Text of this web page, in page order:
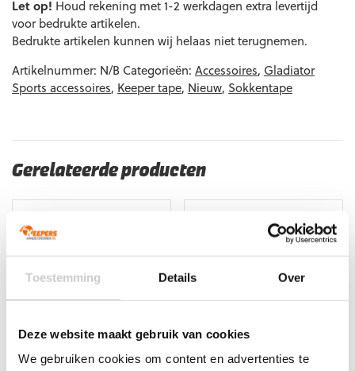
Toestemming Details Over
Deze website maakt gebruik van cookies
We gebruiken cookies om content en advertenties te
8719925603105
8720663639127
:
8720663639134
:
8720663639141
:
Let op! Houd rekening met 1-2 werkdagen extra levertijd
voor bedrukte artikelen.
Bedrukte artikelen kunnen wij helaas niet terugnemen.
Artikelnummer: N/B Categorieën: Accessoires, Gladiator
Sports accessoires, Keeper tape, Nieuw, Sokkentape
Gerelateerde producten
NIEUW! -10% -10%